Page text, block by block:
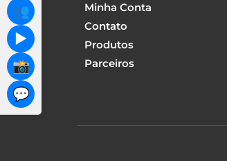
Minha Conta
Contato
Produtos
Parceiros
👥
▶️
📸
💬